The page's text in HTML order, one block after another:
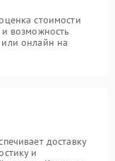
стоимости
возможность
онлайн на
доставку
и